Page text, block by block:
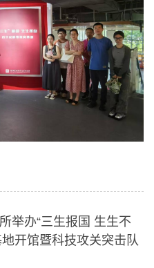
举办“三生报国 生生不
开馆暨科技攻关突击队